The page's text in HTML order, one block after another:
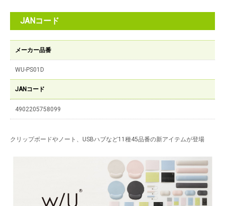
JANコード
メーカー品番
WU-PS01D
JANコード
4902205758099
クリップボードやノート、USBハブなど11種45品番の新アイテムが登場